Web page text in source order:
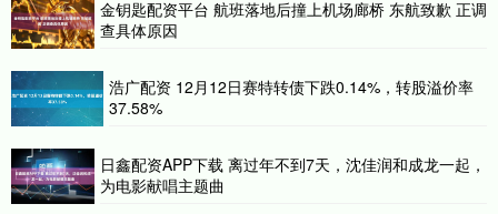
金钥匙配资平台 航班落地后撞上机场廊桥 东航致歉 正调
查具体原因
浩广配资 12月12日赛特转债下跌0.14%，转股溢价率
37.58%
日鑫配资APP下载 离过年不到7天，沈佳润和成龙一起，
为电影献唱主题曲